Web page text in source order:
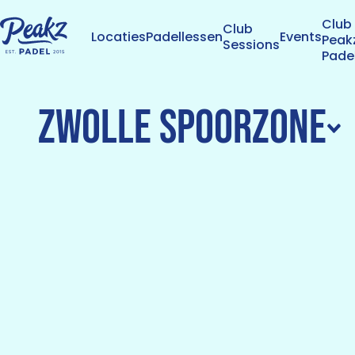
LocatiesPadellessenClub
SessionsEvents
Club
Zwolle Spoorzone